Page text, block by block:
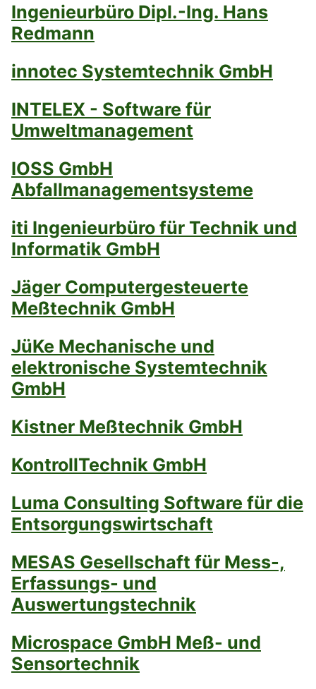
Ingenieurbüro Dipl.-Ing. Hans
Redmann
innotec Systemtechnik GmbH
INTELEX - Software für
Umweltmanagement
IOSS GmbH
Abfallmanagementsysteme
iti Ingenieurbüro für Technik und
Informatik GmbH
Jäger Computergesteuerte
Meßtechnik GmbH
JüKe Mechanische und
elektronische Systemtechnik
GmbH
Kistner Meßtechnik GmbH
KontrollTechnik GmbH
Luma Consulting Software für die
Entsorgungswirtschaft
MESAS Gesellschaft für Mess-,
Erfassungs- und
Auswertungstechnik
Microspace GmbH Meß- und
Sensortechnik